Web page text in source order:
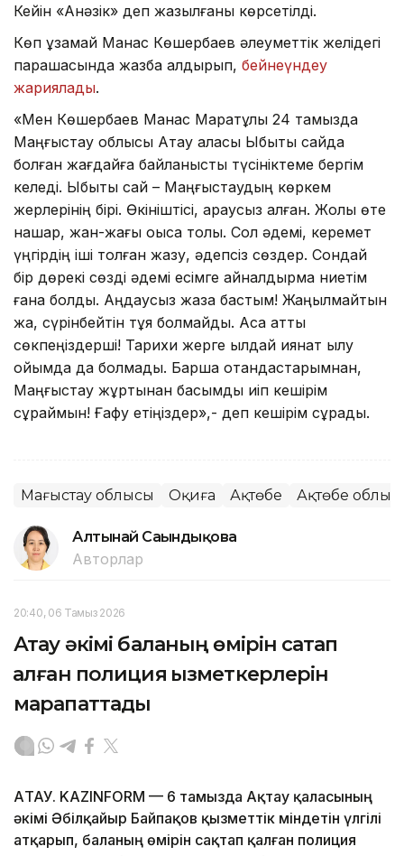
Кейін «Ақнәзік» деп жазылғаны көрсетілді.
Көп ұзамай Манас Көшербаев әлеуметтік желідегі
парақшасында жазба қалдырып, бейнеүндеу
жариялады.
«Мен Көшербаев Манас Маратұлы 24 тамызда
Маңғыстау облысы Ақтау қаласы Ыбықты сайда
болған жағдайға байланысты түсініктеме бергім
келеді. Ыбықты сай – Маңғыстаудың көркем
жерлерінің бірі. Өкініштісі, қараусыз қалған. Жолы өте
нашар, жан-жағы қоқысқа толы. Сол әдемі, керемет
үңгірдің іші толған жазу, әдепсіз сөздер. Сондай
бір дөрекі сөзді әдемі есімге айналдырмақ ниетім
ғана болды. Аңдаусыз жаза бастым! Жаңылмайтын
жақ, сүрінбейтін тұяқ болмайды. Аса қатты
сөкпеңіздерші! Тарихи жерге қылдай қиянат қылу
ойымда да болмады. Барша отандастарымнан,
Маңғыстау жұртынан басымды иіп кешірім
сұраймын! Ғафу етіңіздер»,- деп кешірім сұрады.
Маңғыстау облысы Оқиға Ақтөбе Ақтөбе
Алтынай Сағындықова
Авторлар
20:40, 06 Тамыз 2026
Ақтау әкімі баланың өмірін сақтап
қалған полиция қызметкерлерін
марапаттады
АҚТАУ. KAZINFORM — 6 тамызда Ақтау қаласының
әкімі Әбілқайыр Байпақов қызметтік міндетін үлгілі
атқарып, баланың өмірін сақтап қалған полиция